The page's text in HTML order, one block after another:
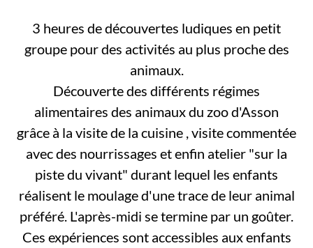
3 heures de découvertes ludiques en petit
groupe pour des activités au plus proche des
animaux.
Découverte des différents régimes
alimentaires des animaux du zoo d'Asson
grâce à la visite de la cuisine , visite commentée
avec des nourrissages et enfin atelier "sur la
piste du vivant" durant lequel les enfants
réalisent le moulage d'une trace de leur animal
préféré. L'après-midi se termine par un goûter.
Ces expériences sont accessibles aux enfants